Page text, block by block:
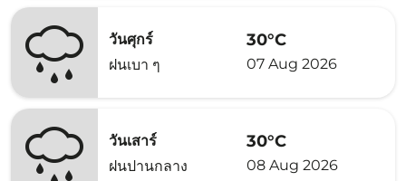
วันศุกร์
ฝนเบา ๆ
30°C
07 Aug 2026
วันเสาร์
ฝนปานกลาง
30°C
08 Aug 2026